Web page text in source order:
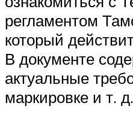
регламентом
который
В документе
актуальные
маркировке и т. д.